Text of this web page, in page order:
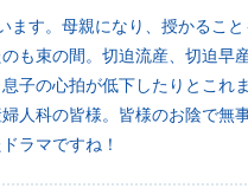
ます。母親になり、授かるこ
も束の間。切迫流産、切迫早
子の心拍が低下したりとこれ
人科の皆様。皆様のお陰で無
ラマですね！